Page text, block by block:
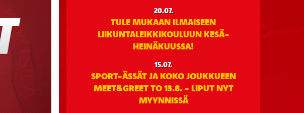
20.07.
TULE MUKAAN ILMAISEEN
LIIKUNTALEIKKIKOULUUN KESÄ-
HEINÄKUUSSA!
15.07.
SPORT-ÄSSÄT JA KOKO JOUKKUEEN
MEET&GREET TO 13.8. - LIPUT NYT
MYYNNISSÄ